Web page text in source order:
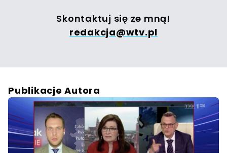
Skontaktuj się ze mną!
redakcja@wtv.pl
Publikacje Autora